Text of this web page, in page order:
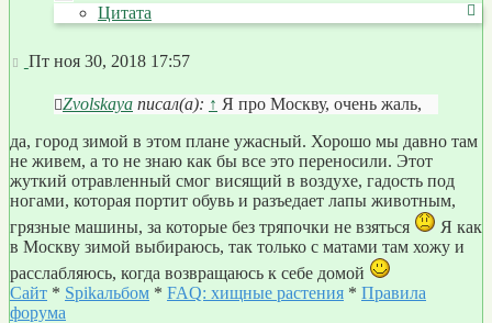
Цитата
Сообщение
Пт ноя 30, 2018 17:57
Zvolskaya писал(а): ↑ Я про Москву, очень жаль,
да, город зимой в этом плане ужасный. Хорошо мы давно там
не живем, а то не знаю как бы все это переносили. Этот
жуткий отравленный смог висящий в воздухе, гадость под
ногами, которая портит обувь и разъедает лапы животным,
грязные машины, за которые без тряпочки не взяться
Я как
в Москву зимой выбираюсь, так только с матами там хожу и
расслабляюсь, когда возвращаюсь к себе домой
Сайт * Spikальбом * FAQ: хищные растения * Правила
форума